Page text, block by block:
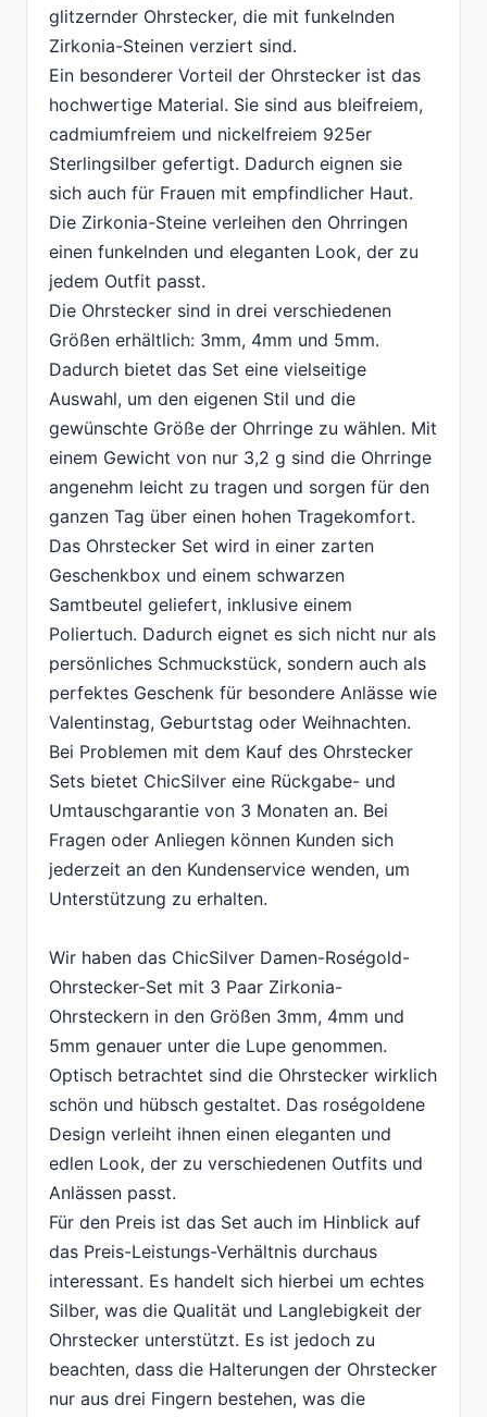
glitzernder Ohrstecker, die mit funkelnden
Zirkonia-Steinen verziert sind.
Ein besonderer Vorteil der Ohrstecker ist das
hochwertige Material. Sie sind aus bleifreiem,
cadmiumfreiem und nickelfreiem 925er
Sterlingsilber gefertigt. Dadurch eignen sie
sich auch für Frauen mit empfindlicher Haut.
Die Zirkonia-Steine verleihen den Ohrringen
einen funkelnden und eleganten Look, der zu
jedem Outfit passt.
Die Ohrstecker sind in drei verschiedenen
Größen erhältlich: 3mm, 4mm und 5mm.
Dadurch bietet das Set eine vielseitige
Auswahl, um den eigenen Stil und die
gewünschte Größe der Ohrringe zu wählen. Mit
einem Gewicht von nur 3,2 g sind die Ohrringe
angenehm leicht zu tragen und sorgen für den
ganzen Tag über einen hohen Tragekomfort.
Das Ohrstecker Set wird in einer zarten
Geschenkbox und einem schwarzen
Samtbeutel geliefert, inklusive einem
Poliertuch. Dadurch eignet es sich nicht nur als
persönliches Schmuckstück, sondern auch als
perfektes Geschenk für besondere Anlässe wie
Valentinstag, Geburtstag oder Weihnachten.
Bei Problemen mit dem Kauf des Ohrstecker
Sets bietet ChicSilver eine Rückgabe- und
Umtauschgarantie von 3 Monaten an. Bei
Fragen oder Anliegen können Kunden sich
jederzeit an den Kundenservice wenden, um
Unterstützung zu erhalten.
Wir haben das ChicSilver Damen-Roségold-
Ohrstecker-Set mit 3 Paar Zirkonia-
Ohrsteckern in den Größen 3mm, 4mm und
5mm genauer unter die Lupe genommen.
Optisch betrachtet sind die Ohrstecker wirklich
schön und hübsch gestaltet. Das roségoldene
Design verleiht ihnen einen eleganten und
edlen Look, der zu verschiedenen Outfits und
Anlässen passt.
Für den Preis ist das Set auch im Hinblick auf
das Preis-Leistungs-Verhältnis durchaus
interessant. Es handelt sich hierbei um echtes
Silber, was die Qualität und Langlebigkeit der
Ohrstecker unterstützt. Es ist jedoch zu
beachten, dass die Halterungen der Ohrstecker
nur aus drei Fingern bestehen, was die